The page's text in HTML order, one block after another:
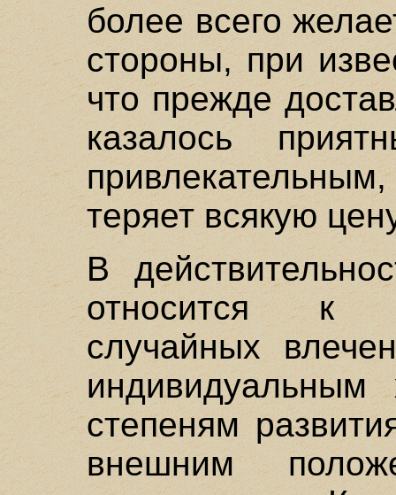
более всего
стороны, при
что прежде
казалось
теряет всякую
В
относится к
случайных
индивидуальным
степеням
внешним